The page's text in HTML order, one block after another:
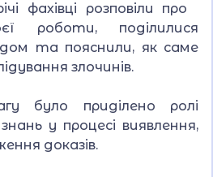
фахівці розповіли про
роботи, поділилися
та пояснили, як саме
злочинів.
було приділено ролі
у процесі виявлення,
доказів.